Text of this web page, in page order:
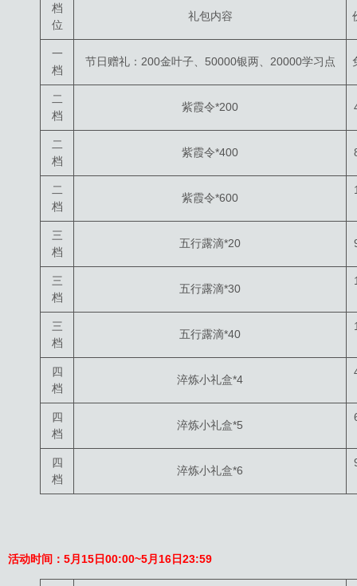
档
位
礼包内容
一
档
节日赠礼：200金叶子、50000银两、20000学习点
二
档
紫霞令*200
二
档
紫霞令*400
二
档
紫霞令*600
三
档
五行露滴*20
三
档
五行露滴*30
三
档
五行露滴*40
四
档
淬炼小礼盒*4
四
档
淬炼小礼盒*5
四
档
淬炼小礼盒*6
活动时间： 5月15日00:00~5月16日23:59